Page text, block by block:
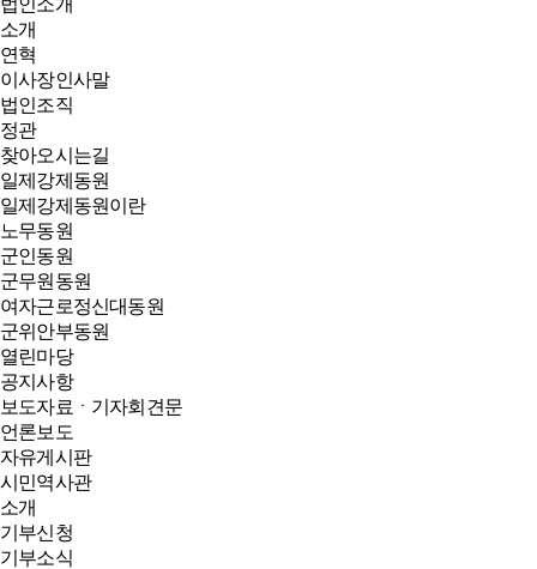
법인소개
소개
연혁
이사장인사말
법인조직
정관
찾아오시는길
일제강제동원
일제강제동원이란
노무동원
군인동원
군무원동원
여자근로정신대동원
군위안부동원
열린마당
공지사항
보도자료ㆍ기자회견문
언론보도
자유게시판
시민역사관
소개
기부신청
기부소식